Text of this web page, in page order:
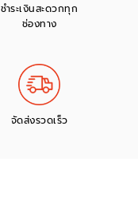
ชำระเงินสะดวกทุก
ช่องทาง
จัดส่งรวดเร็ว